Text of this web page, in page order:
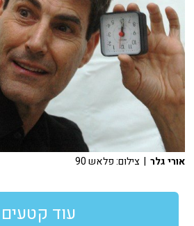
אורי גלר | צילום: פלאש 90
עוד קטעים